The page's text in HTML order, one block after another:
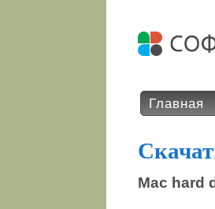
Главная
Mac hard